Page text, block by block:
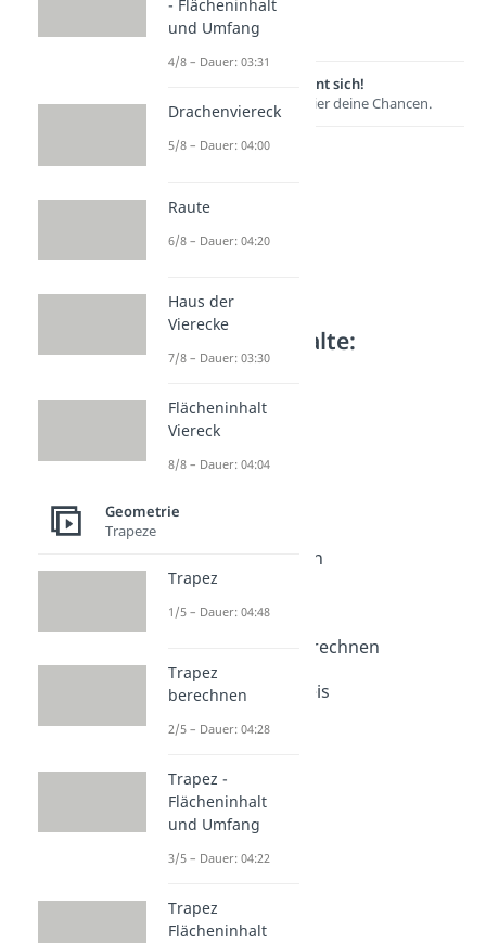
Lernen lohnt sich!
Entdecke hier deine Chancen.
Weitere Inhalte:
Geometrie
Kreis berechnen
Kreis
Kreis berechnen
Kreisberechnung
Radius berechnen
Dauer: 04:19
Umfang Kreis
Durchmesser berechnen
Dauer: 03:15
Flächeninhalt Kreis
Kreisfläche
- Flächeninhalt
und Umfang
4/8 – Dauer: 03:31
Drachenviereck
5/8 – Dauer: 04:00
Raute
6/8 – Dauer: 04:20
Haus der
Vierecke
7/8 – Dauer: 03:30
Flächeninhalt
Viereck
8/8 – Dauer: 04:04
Geometrie
Trapeze
Trapez
1/5 – Dauer: 04:48
Trapez
berechnen
2/5 – Dauer: 04:28
Trapez -
Flächeninhalt
und Umfang
3/5 – Dauer: 04:22
Trapez
Flächeninhalt